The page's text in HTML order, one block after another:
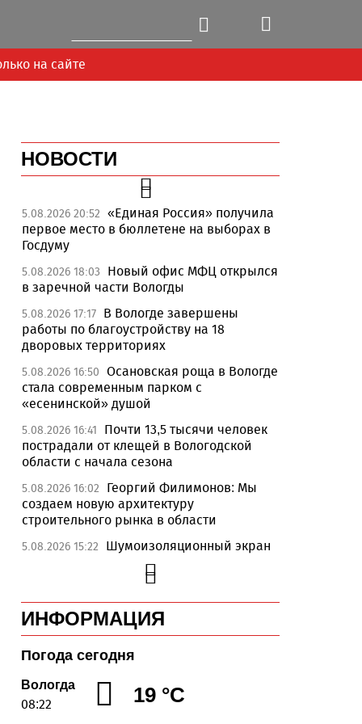
на сайте
НОВОСТИ
5.08.2026 20:52 «Единая Россия» получила
первое место в бюллетене на выборах в
Госдуму
5.08.2026 18:03
Новый офис МФЦ открылся
в заречной части Вологды
5.08.2026 17:17 В Вологде завершены
работы по благоустройству на 18
дворовых территориях
5.08.2026 16:50 Осановская роща в Вологде
стала современным парком с
«есенинской» душой
5.08.2026 16:41
Почти 13,5 тысячи человек
пострадали от клещей в Вологодской
области с начала сезона
5.08.2026 16:02
Георгий Филимонов: Мы
создаем новую архитектуру
строительного рынка в области
5.08.2026 15:22
Шумоизоляционный экран
на Белозерском шоссе в Вологде
превратили в «космическую» галерею
5.08.2026 14:55 Улицу Чернышевского в
Вологде отремонтируют значительно
раньше срока
5.08.2026 13:47
Вологодская область вошла
в число лидеров по росту рождаемости
5.08.2026 13:05 В День физкультурника
ИНФОРМАЦИЯ
Погода сегодня
Вологда
08:22 19 °C